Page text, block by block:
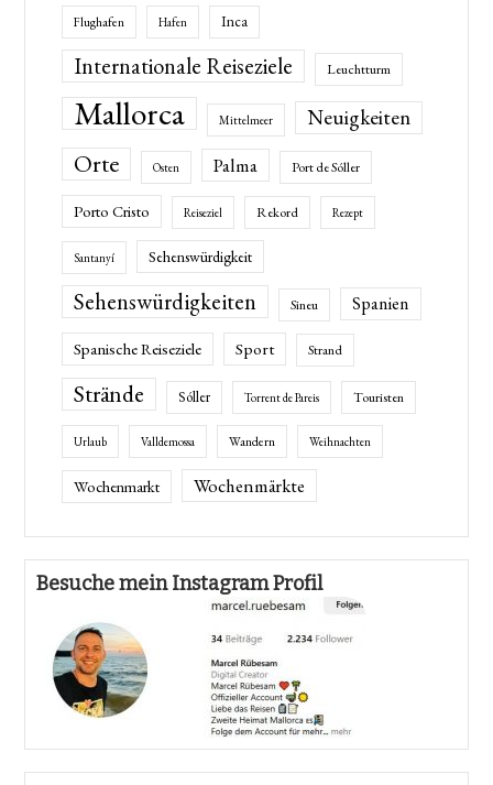
Flughafen Hafen Inca
Internationale Reiseziele Leuchtturm
Mallorca Mittelmeer Neuigkeiten
Orte Osten Palma Port de Sóller
Porto Cristo Reiseziel Rekord Rezept
Santanyí Sehenswürdigkeit
Sehenswürdigkeiten Sineu Spanien
Spanische Reiseziele Sport Strand
Strände Sóller Torrent de Pareis Touristen
Urlaub Valldemossa Wandern Weihnachten
Wochenmarkt Wochenmärkte
Besuche mein Instagram Profil